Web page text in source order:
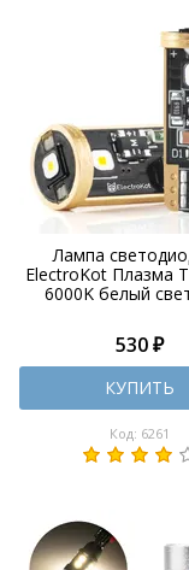
Лампа
ElectroKot Плазма
6000K белый
530 ₽
КУПИТЬ
Код: 6261